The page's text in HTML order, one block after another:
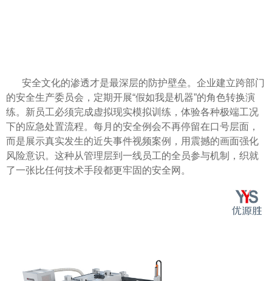
安全文化的渗透才是最深层的防护壁垒。企业建立跨部门
的安全生产委员会，定期开展“假如我是机器”的角色转换演
练。新员工必须完成虚拟现实模拟训练，体验各种极端工况
下的应急处置流程。每月的安全例会不再停留在口号层面，
而是展示真实发生的近失事件视频案例，用震撼的画面强化
风险意识。这种从管理层到一线员工的全员参与机制，织就
了一张比任何技术手段都更牢固的安全网。